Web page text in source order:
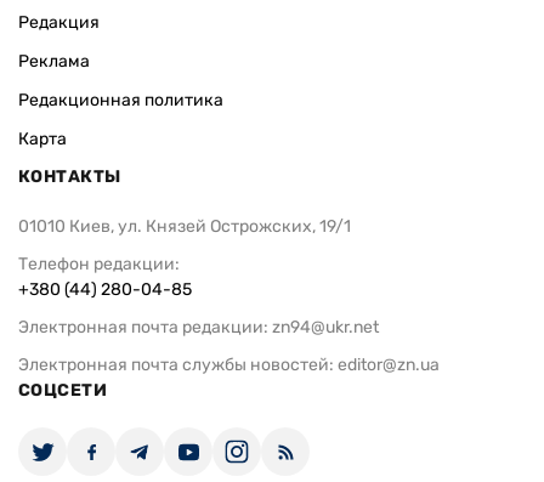
Редакция
Реклама
Редакционная политика
Карта
КОНТАКТЫ
01010 Киев, ул. Князей Острожских, 19/1
Телефон редакции:
+380 (44) 280-04-85
Электронная почта редакции: zn94@ukr.net
Электронная почта службы новостей: editor@zn.ua
СОЦСЕТИ